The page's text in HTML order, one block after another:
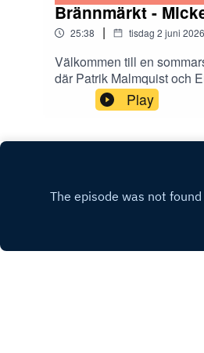
Brännmärkt -
25:38 | tisdag 2 juni 2026
Välkommen till en
där Patrik Malmquist och
de tolv
antologin Brännmärkt.
bild. I podcasten får vi
Play